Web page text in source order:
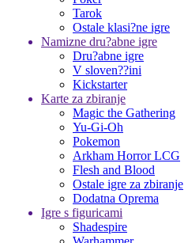
Tarok
Ostale klasi?ne igre
Namizne dru?abne igre
Dru?abne igre
V sloven??ini
Kickstarter
Karte za zbiranje
Magic the Gathering
Yu-Gi-Oh
Pokemon
Arkham Horror LCG
Flesh and Blood
Ostale igre za zbiranje
Dodatna Oprema
Igre s figuricami
Shadespire